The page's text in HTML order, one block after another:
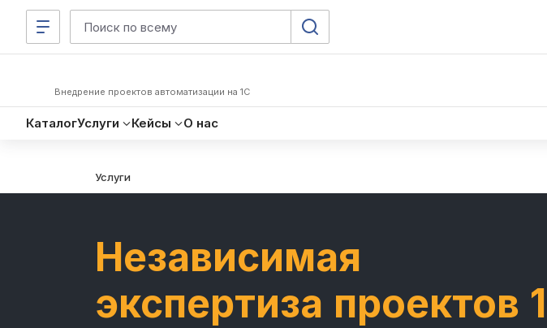
Внедрение проектов автоматизации на 1С
КаталогУслуги Кейсы О нас
Услуги
Независимая
экспертиза проектов